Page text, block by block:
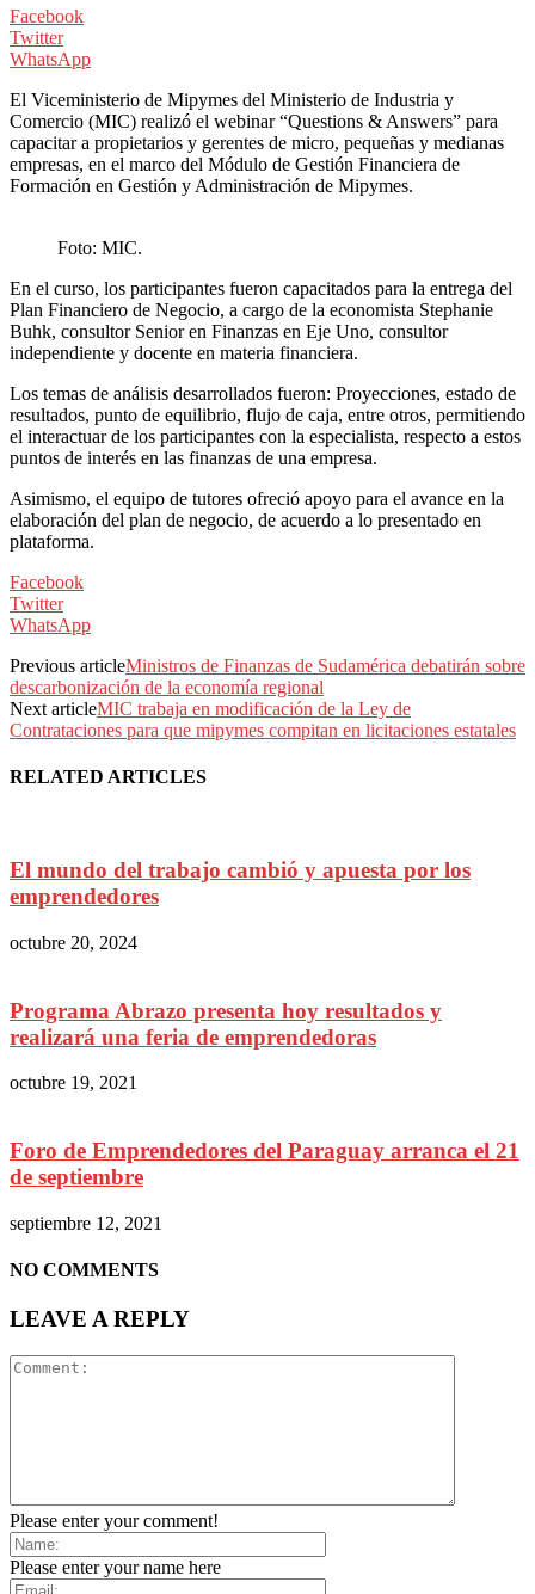
Facebook
Twitter
WhatsApp
El Viceministerio de Mipymes del Ministerio de Industria y
Comercio (MIC) realizó el webinar “Questions & Answers” para
capacitar a propietarios y gerentes de micro, pequeñas y medianas
empresas, en el marco del Módulo de Gestión Financiera de
Formación en Gestión y Administración de Mipymes.
Foto: MIC.
En el curso, los participantes fueron capacitados para la entrega del
Plan Financiero de Negocio, a cargo de la economista Stephanie
Buhk, consultor Senior en Finanzas en Eje Uno, consultor
independiente y docente en materia financiera.
Los temas de análisis desarrollados fueron: Proyecciones, estado de
resultados, punto de equilibrio, flujo de caja, entre otros, permitiendo
el interactuar de los participantes con la especialista, respecto a estos
puntos de interés en las finanzas de una empresa.
Asimismo, el equipo de tutores ofreció apoyo para el avance en la
elaboración del plan de negocio, de acuerdo a lo presentado en
plataforma.
Facebook
Twitter
WhatsApp
Previous articleMinistros de Finanzas de Sudamérica debatirán sobre
descarbonización de la economía regional
Next articleMIC trabaja en modificación de la Ley de
Contrataciones para que mipymes compitan en licitaciones estatales
RELATED ARTICLES
El mundo del trabajo cambió y apuesta por los
emprendedores
octubre 20, 2024
Programa Abrazo presenta hoy resultados y
realizará una feria de emprendedoras
octubre 19, 2021
Foro de Emprendedores del Paraguay arranca el 21
de septiembre
septiembre 12, 2021
NO COMMENTS
LEAVE A REPLY
Please enter your comment!
Please enter your name here